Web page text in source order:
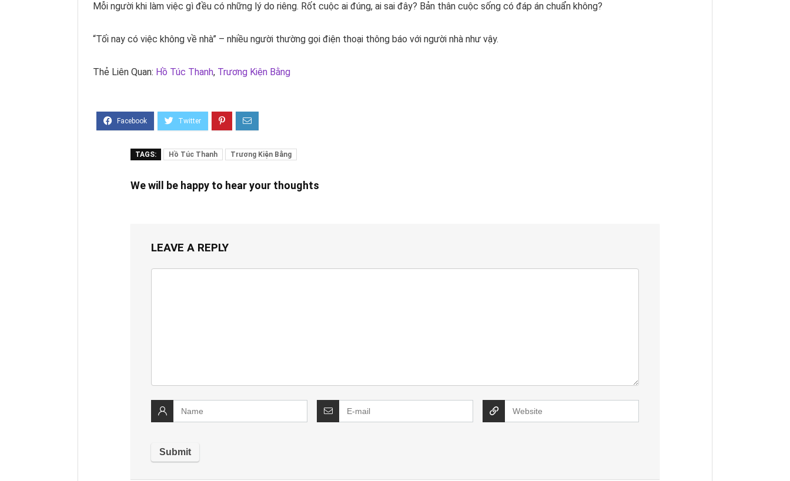
Mỗi người khi làm việc gì đều có những lý do riêng. Rốt cuộc ai đúng, ai sai đây? Bản thân cuộc sống có đáp án chuẩn không?
“Tối nay có việc không về nhà” – nhiều người thường gọi điện thoại thông báo với người nhà như vậy.
Thẻ Liên Quan: Hồ Túc Thanh, Trương Kiện Bằng
TAGS: Hồ Túc Thanh Trương Kiện Bằng
We will be happy to hear your thoughts
LEAVE A REPLY